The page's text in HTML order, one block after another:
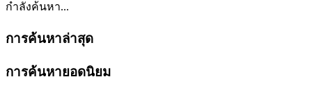
กำลังค้นหา...
การค้นหาล่าสุด
การค้นหายอดนิยม